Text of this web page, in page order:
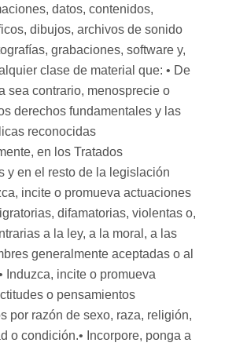
datos, contenidos,
dibujos, archivos de sonido
grabaciones, software y,
clase de material que: • De
sea contrario, menosprecie o
derechos fundamentales y las
reconocidas
en los Tratados
y en el resto de la legislación
incite o promueva actuaciones
difamatorias, violentas o,
a la ley, a la moral, a las
generalmente aceptadas o al
Induzca, incite o promueva
o pensamientos
por razón de sexo, raza, religión,
o condición.• Incorpore, ponga a